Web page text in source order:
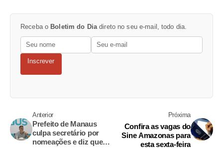
Receba o Boletim do Diadireto no seu e-mail, todo dia.
Inscrever
Anterior
Prefeito de Manaus
culpa secretário por
nomeações e diz que
Próxima
Confira as vagas do
Sine Amazonas para
esta sexta-feira